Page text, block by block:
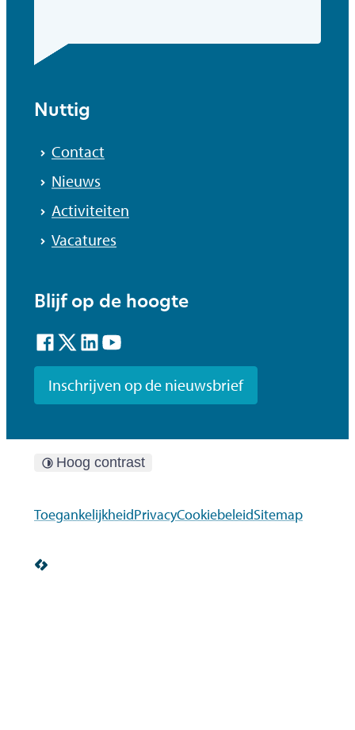
Nuttig
Contact
Nieuws
Activiteiten
Vacatures
Blijf op de hoogte
Facebook
TwitterLinkedInYouTube
Inschrijven op de nieuwsbrief
Hoog contrast
ToegankelijkheidPrivacyCookiebeleidSitemap